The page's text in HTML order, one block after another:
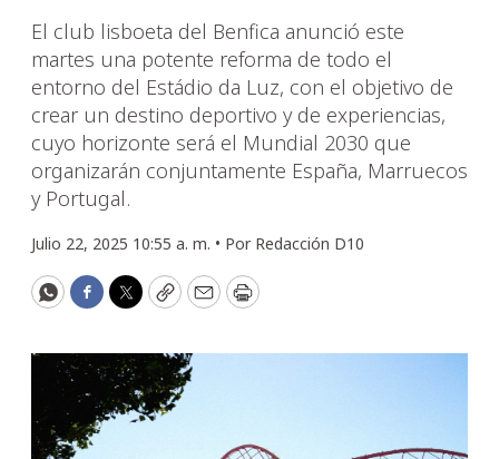
El club lisboeta del Benfica anunció este
martes una potente reforma de todo el
entorno del Estádio da Luz, con el objetivo de
crear un destino deportivo y de experiencias,
cuyo horizonte será el Mundial 2030 que
organizarán conjuntamente España, Marruecos
y Portugal.
Julio 22, 2025 10:55 a. m. • Por Redacción D10
WhatsApp
Facebook
Twitter
CopyEmailPrint